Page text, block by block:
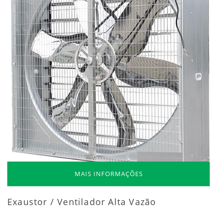
MAIS INFORMAÇÕES
Exaustor / Ventilador Alta Vazão